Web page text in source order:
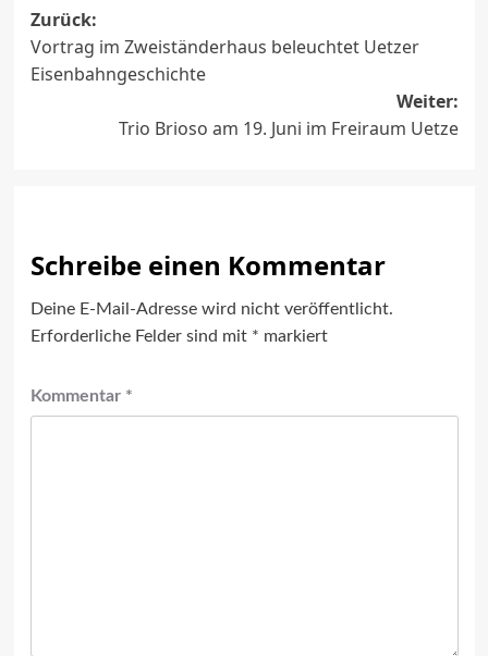
Beitragsnavigation
Zurück:
Vortrag im Zweiständerhaus beleuchtet Uetzer
Eisenbahngeschichte
Weiter:
Trio Brioso am 19. Juni im Freiraum Uetze
Schreibe einen Kommentar
Deine E-Mail-Adresse wird nicht veröffentlicht.
Erforderliche Felder sind mit * markiert
Kommentar *